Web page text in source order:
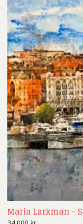
Maria Larkman –